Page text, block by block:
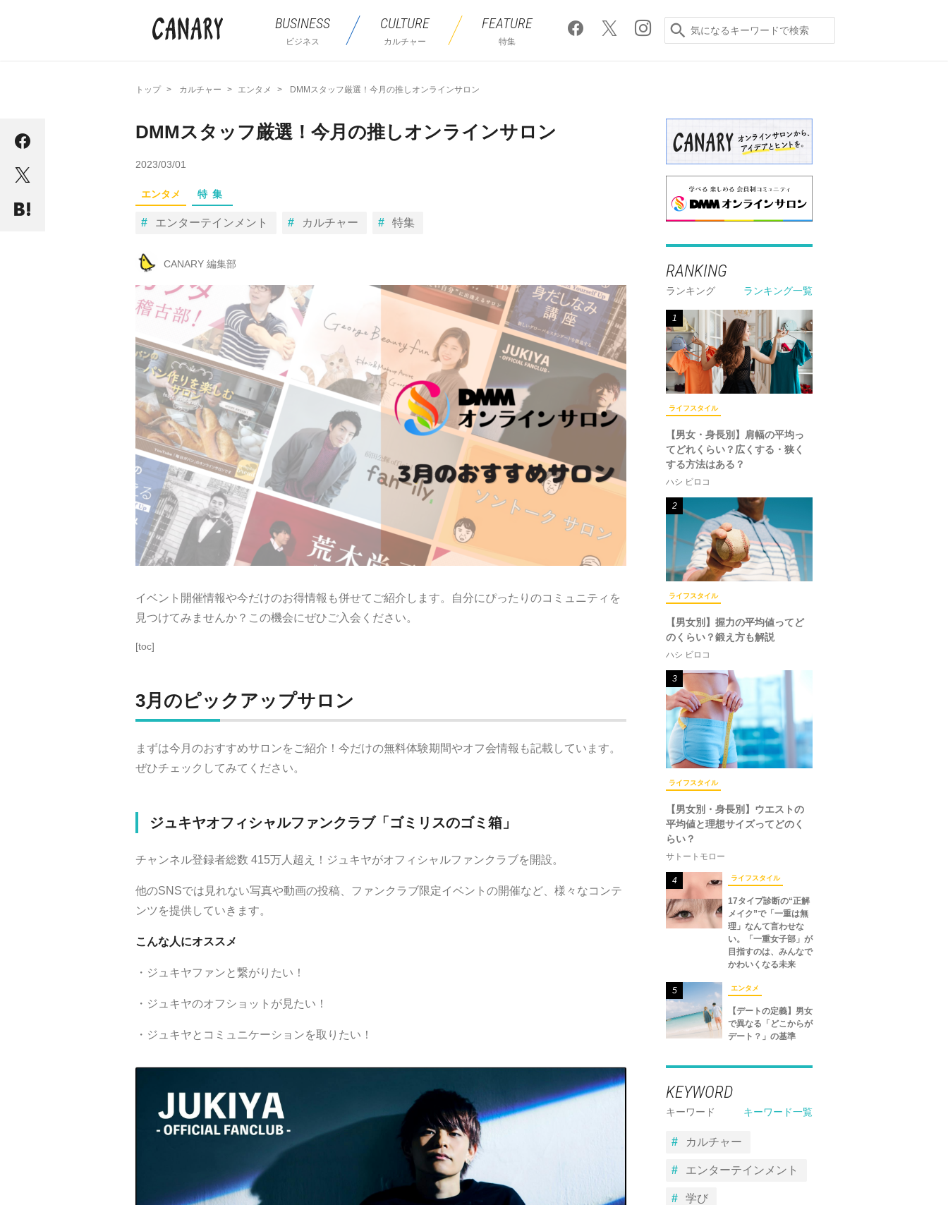
BUSINESS
ビジネス
CULTURE
カルチャー
FEATURE
特集
トップ カルチャー エンタメ DMMスタッフ厳選！今月の推しオンラインサロン
DMMスタッフ厳選！今月の推しオンラインサロン
2023/03/01
エンタメ 特集
エンターテインメント カルチャー 特集
CANARY 編集部
イベント開催情報や今だけのお得情報も併せてご紹介します。自分にぴったりのコミュニティを
見つけてみませんか？この機会にぜひご入会ください。
[toc]
3月のピックアップサロン
まずは今月のおすすめサロンをご紹介！今だけの無料体験期間やオフ会情報も記載しています。
ぜひチェックしてみてください。
ジュキヤオフィシャルファンクラブ「ゴミリスのゴミ箱」
チャンネル登録者総数 415万人超え！ジュキヤがオフィシャルファンクラブを開設。
他のSNSでは見れない写真や動画の投稿、ファンクラブ限定イベントの開催など、様々なコンテ
ンツを提供していきます。
こんな人にオススメ
・ジュキヤファンと繋がりたい！
・ジュキヤのオフショットが見たい！
・ジュキヤとコミュニケーションを取りたい！
RANKING
ランキング ランキング一覧
1
ライフスタイル
【男女・身長別】肩幅の平均っ
てどれくらい？広くする・狭く
する方法はある？
ハシ ビロコ
2
ライフスタイル
【男女別】握力の平均値ってど
のくらい？鍛え方も解説
ハシ ビロコ
3
ライフスタイル
【男女別・身長別】ウエストの
平均値と理想サイズってどのく
らい？
サトートモロー
4 ライフスタイル
17タイプ診断の“正解
メイク”で「一重は無
理」なんて言わせな
い。「一重女子部」が
目指すのは、みんなで
かわいくなる未来
5 エンタメ
【デートの定義】男女
で異なる「どこからが
デート？」の基準
KEYWORD
キーワード キーワード一覧
カルチャー
エンターテインメント
学び